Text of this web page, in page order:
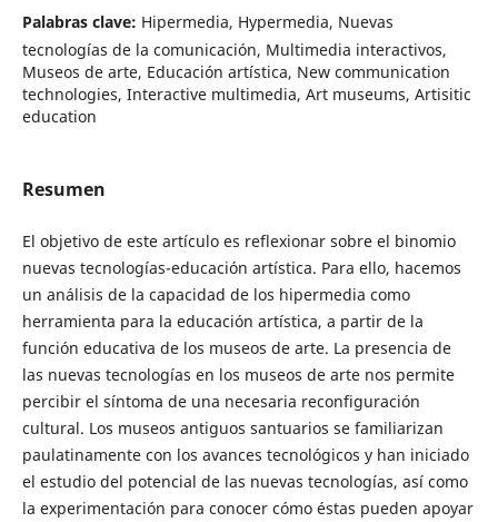
Palabras clave: Hipermedia, Hypermedia, Nuevas
tecnologías de la comunicación, Multimedia interactivos,
Museos de arte, Educación artística, New communication
technologies, Interactive multimedia, Art museums, Artisitic
education
Resumen
El objetivo de este artículo es reflexionar sobre el binomio
nuevas tecnologías-educación artística. Para ello, hacemos
un análisis de la capacidad de los hipermedia como
herramienta para la educación artística, a partir de la
función educativa de los museos de arte. La presencia de
las nuevas tecnologías en los museos de arte nos permite
percibir el síntoma de una necesaria reconfiguración
cultural. Los museos antiguos santuarios se familiarizan
paulatinamente con los avances tecnológicos y han iniciado
el estudio del potencial de las nuevas tecnologías, así como
la experimentación para conocer cómo éstas pueden apoyar